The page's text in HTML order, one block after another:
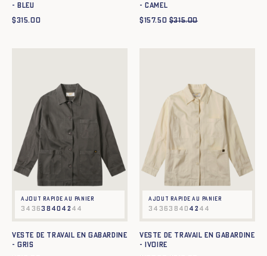
- BLEU
$315.00
- CAMEL
$157.50 $315.00
Ajout rapide au panier
34 3638 40 42 44
Veste de travail en gabardine
- GRIS
Ajout rapide au panier
34 36 38 40 42 44
Veste de travail en gabardine
- IVOIRE